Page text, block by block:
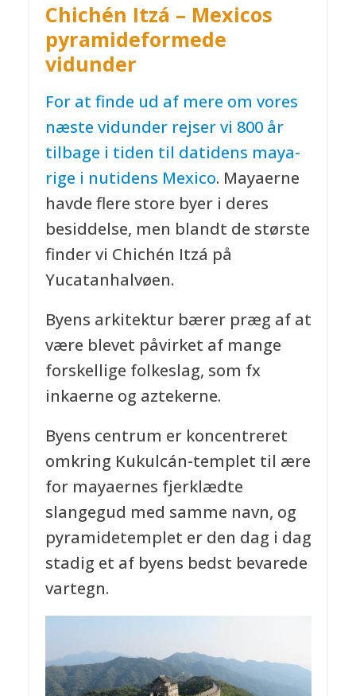
Chichén Itzá – Mexicos
pyramideformede
vidunder
For at finde ud af mere om vores
næste vidunder rejser vi 800 år
tilbage i tiden til datidens maya-
rige i nutidens Mexico. Mayaerne
havde flere store byer i deres
besiddelse, men blandt de største
finder vi Chichén Itzá på
Yucatanhalvøen.
Byens arkitektur bærer præg af at
være blevet påvirket af mange
forskellige folkeslag, som fx
inkaerne og aztekerne.
Byens centrum er koncentreret
omkring Kukulcán-templet til ære
for mayaernes fjerklædte
slangegud med samme navn, og
pyramidetemplet er den dag i dag
stadig et af byens bedst bevarede
vartegn.